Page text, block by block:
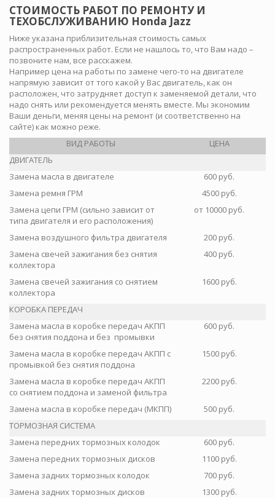
СТОИМОСТЬ РАБОТ ПО РЕМОНТУ И
ТЕХОБСЛУЖИВАНИЮ Honda Jazz
Ниже указана приблизительная стоимость самых
распространенных работ. Если не нашлось то, что Вам надо –
позвоните нам, все расскажем.
Например цена на работы по замене чего-то на двигателе
напрямую зависит от того какой у Вас двигатель, как он
расположен, что затрудняет доступ к заменяемой детали, что
надо снять или рекомендуется менять вместе. Мы экономим
Ваши деньги, меняя цены на ремонт (и соответственно на
сайте) как можно реже.
ВИД РАБОТЫ
ЦЕНА
ДВИГАТЕЛЬ
Замена масла в двигателе
600 руб.
Замена ремня ГРМ
4500 руб.
Замена цепи ГРМ (сильно зависит от
типа двигателя и его расположения)
от 10000 руб.
Замена воздушного фильтра двигателя
200 руб.
Замена свечей зажигания без снятия
коллектора
400 руб.
Замена свечей зажигания со снятием
коллектора
1600 руб.
КОРОБКА ПЕРЕДАЧ
Замена масла в коробке передач АКПП
без снятия поддона и без промывки
600 руб.
Замена масла в коробке передач АКПП с
промывкой без снятия поддона
1500 руб.
Замена масла в коробке передач АКПП
со снятием поддона и заменой фильтра
2200 руб.
Замена масла в коробке передач (МКПП)
500 руб.
ТОРМОЗНАЯ СИСТЕМА
Замена передних тормозных колодок
600 руб.
Замена передних тормозных дисков
1100 руб.
Замена задних тормозных колодок
700 руб.
Замена задних тормозных дисков
1300 руб.